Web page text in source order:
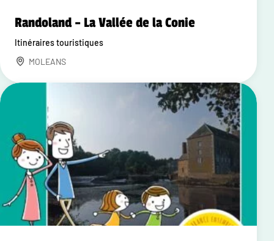
Randoland – La Vallée de la Conie
Itinéraires touristiques
MOLEANS